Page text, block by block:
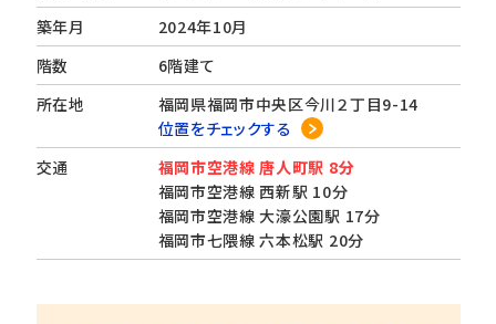
築年月
2024年10月
階数
6階建て
所在地
福岡県福岡市中央区今川２丁目9-14
位置をチェックする
交通
福岡市空港線 唐人町駅 8分
福岡市空港線 西新駅 10分
福岡市空港線 大濠公園駅 17分
福岡市七隈線 六本松駅 20分